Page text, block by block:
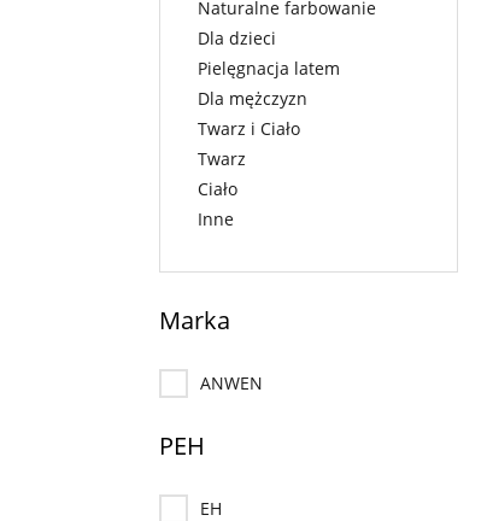
Naturalne farbowanie
Dla dzieci
Pielęgnacja latem
Dla mężczyzn
Twarz i Ciało
Twarz
Ciało
Inne
Marka
ANWEN
PEH
EH